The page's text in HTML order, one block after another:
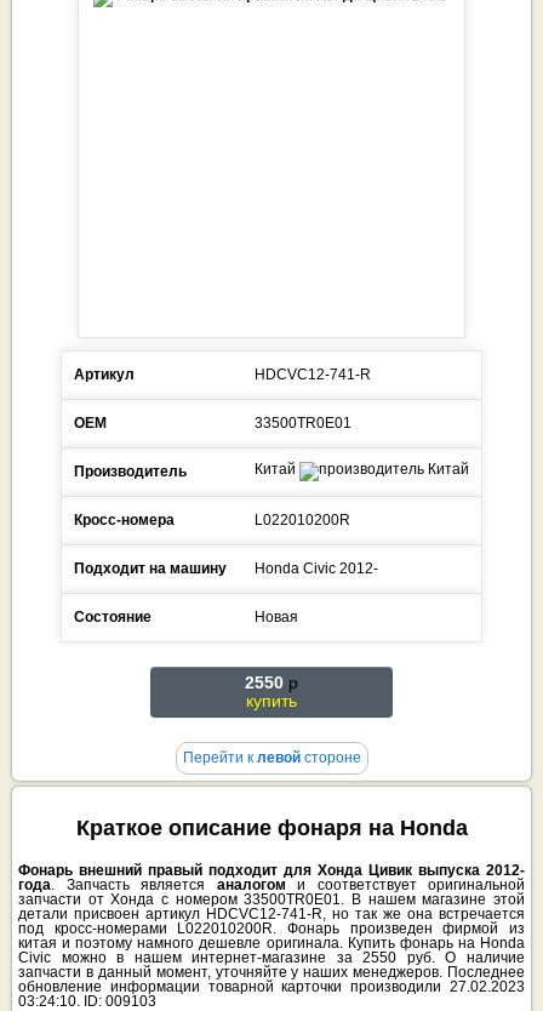
Артикул HDCVC12-741-R
ОЕМ 33500TR0E01
Производитель Китай
Кросс-номера L022010200R
Подходит на машину Honda Civic 2012-
Состояние Новая
2550 p
купить
Перейти к левойстороне
Краткое описание фонаря на Honda
Фонарь внешний правый подходит для Хонда Цивик выпуска 2012-
года. Запчасть является аналогом и соответствует оригинальной
запчасти от Хонда с номером 33500TR0E01. В нашем магазине этой
детали присвоен артикул HDCVC12-741-R, но так же она встречается
под кросс-номерами L022010200R. Фонарь произведен фирмой из
китая и поэтому намного дешевле оригинала. Купить фонарь на Honda
Civic можно в нашем интернет-магазине за 2550 руб. О наличие
запчасти в данный момент, уточняйте у наших менеджеров. Последнее
обновление информации товарной карточки производили 27.02.2023
03:24:10. ID: 009103